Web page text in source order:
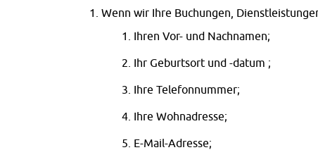
Wenn wir Ihre Buchungen,
Ihren Vor- und Nachnamen;
Ihr Geburtsort und -datum ;
Ihre Telefonnummer;
Ihre Wohnadresse;
E-Mail-Adresse;